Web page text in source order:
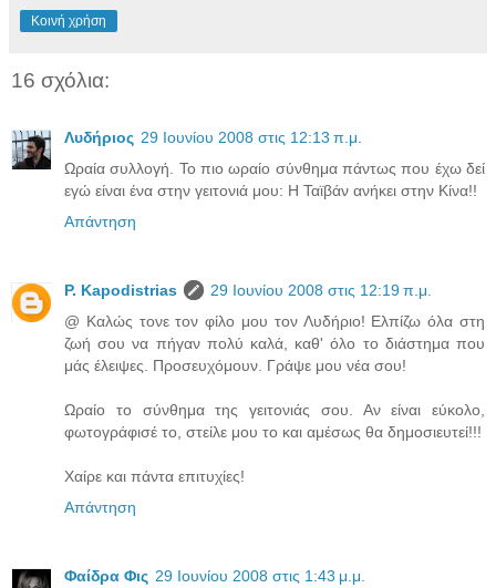
Κοινή χρήση
16 σχόλια:
Λυδήριος 29 Ιουνίου 2008 στις 12:13 π.μ.
Ωραία συλλογή. Το πιο ωραίο σύνθημα πάντως που έχω δεί
εγώ είναι ένα στην γειτονιά μου: Η Ταϊβάν ανήκει στην Κίνα!!
Απάντηση
P. Kapodistrias
29 Ιουνίου 2008 στις 12:19 π.μ.
@ Καλώς τονε τον φίλο μου τον Λυδήριο! Ελπίζω όλα στη
ζωή σου να πήγαν πολύ καλά, καθ' όλο το διάστημα που
μάς έλειψες. Προσευχόμουν. Γράψε μου νέα σου!
Ωραίο το σύνθημα της γειτονιάς σου. Αν είναι εύκολο,
φωτογράφισέ το, στείλε μου το και αμέσως θα δημοσιευτεί!!!
Χαίρε και πάντα επιτυχίες!
Απάντηση
Φαίδρα Φις 29 Ιουνίου 2008 στις 1:43 μ.μ.